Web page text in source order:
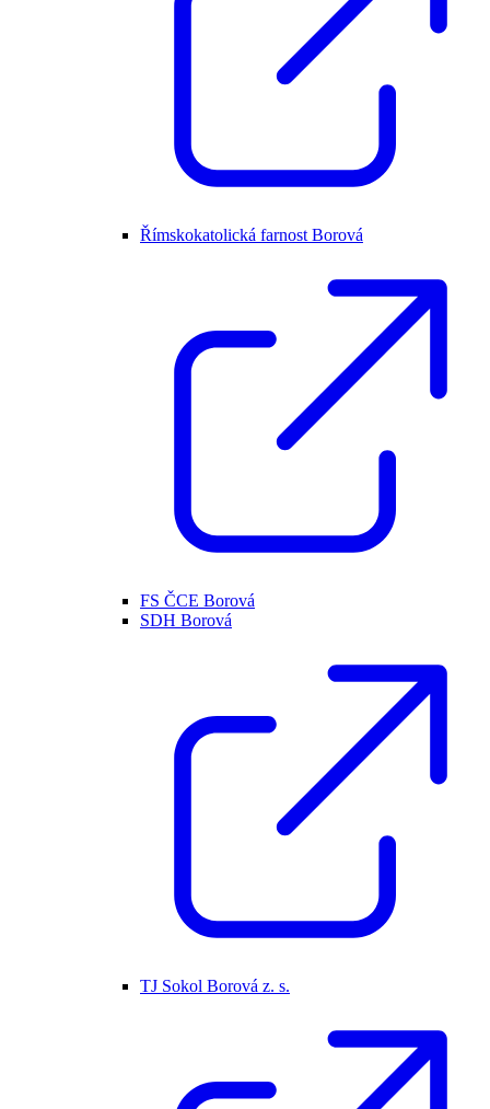
Římskokatolická farnost Borová
FS ČCE Borová
SDH Borová
TJ Sokol Borová z. s.